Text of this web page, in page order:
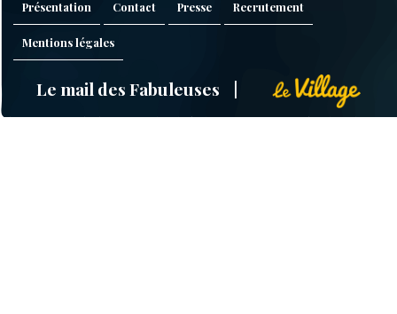
Présentation Contact Presse Recrutement
Mentions légales
Le mail des Fabuleuses